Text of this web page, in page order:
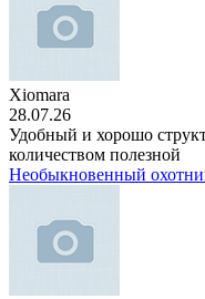
Xiomara
28.07.26
Удобный и хорошо
количеством полезной
Необыкновенный